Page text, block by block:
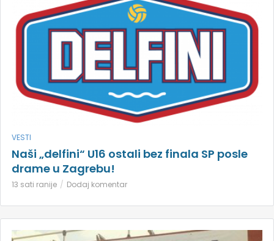
VESTI
Naši „delfini“ U16 ostali bez finala SP posle
drame u Zagrebu!
13 sati ranije Dodaj komentar